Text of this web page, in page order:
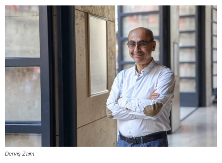
Derviş Zaim